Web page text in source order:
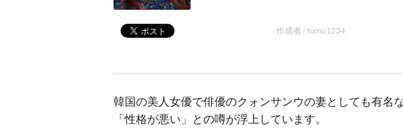
作成者 /tomo1234
韓国の美人女優で俳優のクォンサンウの妻としても有名
「性格が悪い」との噂が浮上しています。